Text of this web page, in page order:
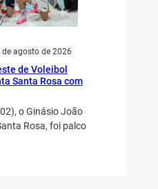
de agosto de 2026
de Voleibol
Santa Rosa com
o Ginásio João
Rosa, foi palco